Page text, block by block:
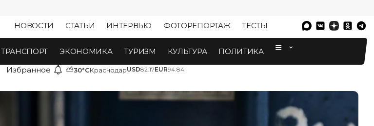
НОВОСТИ СТАТЬИ ИНТЕРВЬЮ ФОТОРЕПОРТАЖ ТЕСТЫ
ТРАНСПОРТ ЭКОНОМИКА ТУРИЗМ КУЛЬТУРА ПОЛИТИКА
Избранное ⛅30°CКраснодарUSD82.17EUR94.84